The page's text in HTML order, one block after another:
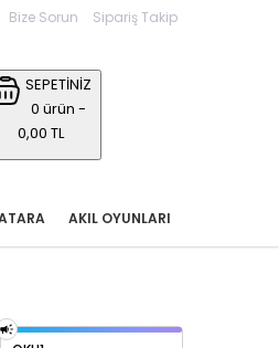
Bize Sorun Sipariş Takip
SEPETİNİZ
0 ürün -
0,00 TL
AKIL OYUNLARI